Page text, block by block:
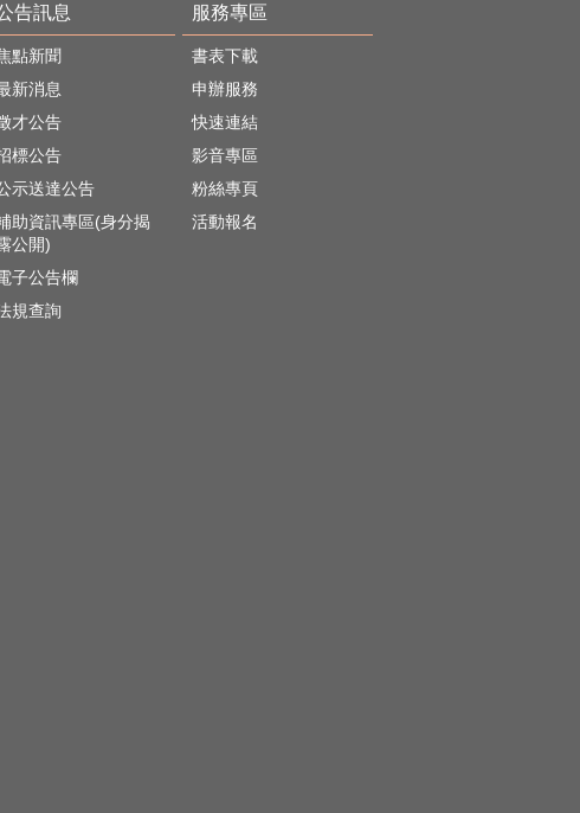
告訊息
點新聞
新消息
才公告
標公告
示送達公告
助資訊專區(身分揭
公開)
子公告欄
規查詢
服務專區
書表下載
申辦服務
快速連結
影音專區
粉絲專頁
活動報名